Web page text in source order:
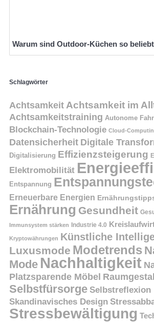
Warum sind Outdoor-Küchen so
Schlagwörter
Achtsamkeit Achtsamkeit im
Achtsamkeitstraining Autonome
Blockchain-Technologie Cloud-
Datensicherheit Digitale
Digitalisierung Effizienzsteigerung
Elektromobilität
Entspannung
Erneuerbare Energien
Ernährung Gesundheit
Immunsystem stärken Industrie 4.0
Kryptowährungen Künstliche
Luxusmode Modetrends
Mode Nachhaltigkeit
Platzsparende Möbel
Selbstfürsorge Selbstreflexion
Skandinavisches Design
Stressbewältigung